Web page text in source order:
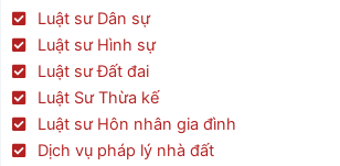
o
k
r
a
Luật sư Dân sự
Luật sư Hình sự
Luật sư Đất đai
Luật Sư Thừa kế
Luật sư Hôn nhân gia đình
Dịch vụ pháp lý nhà đất